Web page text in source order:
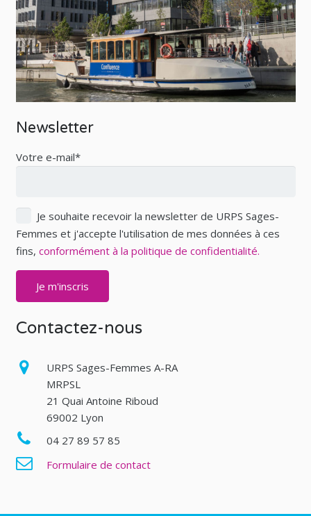
Newsletter
Votre e-mail*
Je souhaite recevoir la newsletter de URPS Sages-
Femmes et j'accepte l'utilisation de mes données à ces
fins, conformément à la politique de confidentialité.
Contactez-nous
URPS Sages-Femmes A-RA
MRPSL
21 Quai Antoine Riboud
69002 Lyon
04 27 89 57 85
Formulaire de contact